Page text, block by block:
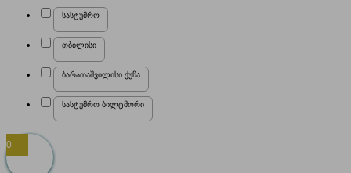
სასტუმრო
თბილისი
ბარათაშვილისი ქუჩა
სასტუმრო ბილტმორი
0